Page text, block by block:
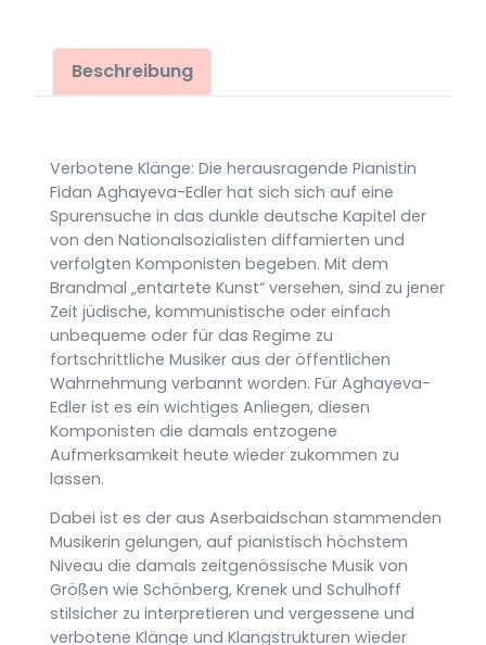
Beschreibung
Verbotene Klänge: Die herausragende Pianistin
Fidan Aghayeva-Edler hat sich sich auf eine
Spurensuche in das dunkle deutsche Kapitel der
von den Nationalsozialisten diffamierten und
verfolgten Komponisten begeben. Mit dem
Brandmal „entartete Kunst“ versehen, sind zu jener
Zeit jüdische, kommunistische oder einfach
unbequeme oder für das Regime zu
fortschrittliche Musiker aus der öffentlichen
Wahrnehmung verbannt worden. Für Aghayeva-
Edler ist es ein wichtiges Anliegen, diesen
Komponisten die damals entzogene
Aufmerksamkeit heute wieder zukommen zu
lassen.
Dabei ist es der aus Aserbaidschan stammenden
Musikerin gelungen, auf pianistisch höchstem
Niveau die damals zeitgenössische Musik von
Größen wie Schönberg, Krenek und Schulhoff
stilsicher zu interpretieren und vergessene und
verbotene Klänge und Klangstrukturen wieder